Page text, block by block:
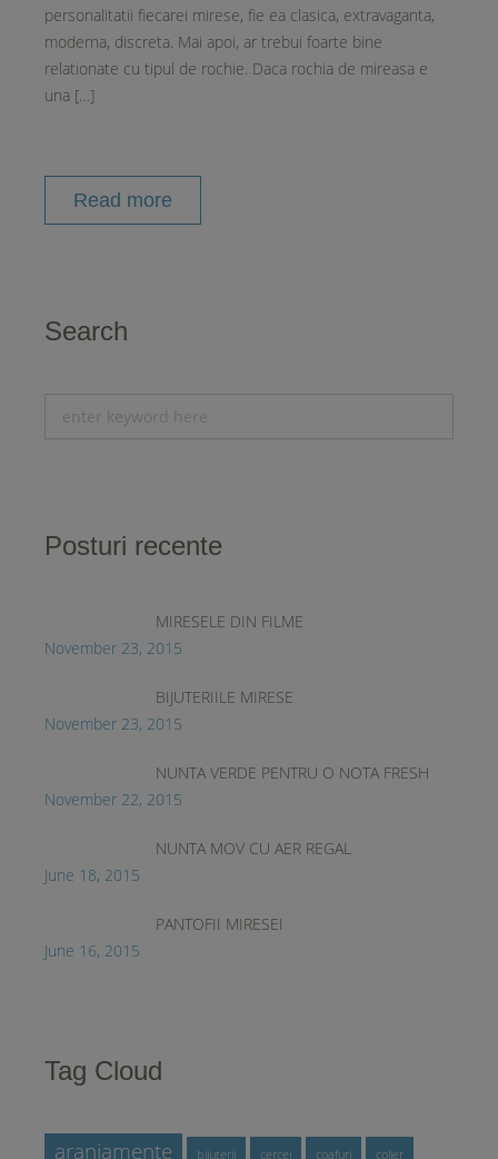
personalitatii fiecarei mirese, fie ea clasica, extravaganta,
moderna, discreta. Mai apoi, ar trebui foarte bine
relationate cu tipul de rochie. Daca rochia de mireasa e
una […]
Read more
Search
Posturi recente
MIRESELE DIN FILME
November 23, 2015
BIJUTERIILE MIRESE
November 23, 2015
NUNTA VERDE PENTRU O NOTA FRESH
November 22, 2015
NUNTA MOV CU AER REGAL
June 18, 2015
PANTOFII MIRESEI
June 16, 2015
Tag Cloud
aranjamente bijuterii cercei coafuri colier